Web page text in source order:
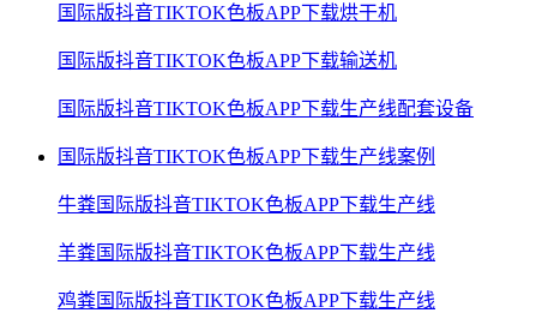
国际版抖音TIKTOK色板APP下载烘干机
国际版抖音TIKTOK色板APP下载输送机
国际版抖音TIKTOK色板APP下载生产线配套设备
国际版抖音TIKTOK色板APP下载生产线案例
牛粪国际版抖音TIKTOK色板APP下载生产线
羊粪国际版抖音TIKTOK色板APP下载生产线
鸡粪国际版抖音TIKTOK色板APP下载生产线